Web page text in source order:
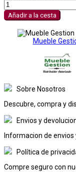
Añadir a la cesta
Mueble
Sobre Nosotros
Descubre, compra y
Envios y
Informacion de envios
Política de
Compre seguro con